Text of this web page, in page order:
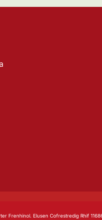
Frenhinol. Elusen Cofrestredig Rhif